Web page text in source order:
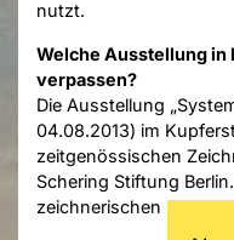
nutzt.
Welche Ausstellung in
verpassen?
Die Ausstellung
04.08.2013) im
zeitgenössischen
Schering Stiftung
zeichnerischen